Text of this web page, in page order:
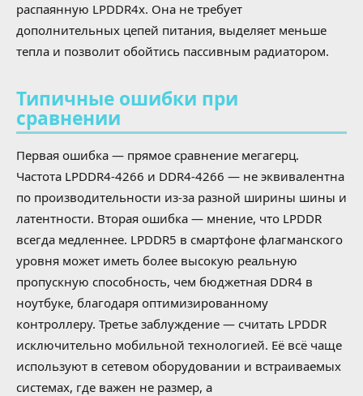
распаянную LPDDR4x. Она не требует
дополнительных цепей питания, выделяет меньше
тепла и позволит обойтись пассивным радиатором.
Типичные ошибки при
сравнении
Первая ошибка — прямое сравнение мегагерц.
Частота LPDDR4-4266 и DDR4-4266 — не эквивалентна
по производительности из-за разной ширины шины и
латентности. Вторая ошибка — мнение, что LPDDR
всегда медленнее. LPDDR5 в смартфоне флагманского
уровня может иметь более высокую реальную
пропускную способность, чем бюджетная DDR4 в
ноутбуке, благодаря оптимизированному
контроллеру. Третье заблуждение — считать LPDDR
исключительно мобильной технологией. Её всё чаще
используют в сетевом оборудовании и встраиваемых
системах, где важен не размер, а